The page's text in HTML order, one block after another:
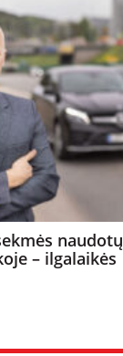
naudotų
– ilgalaikės